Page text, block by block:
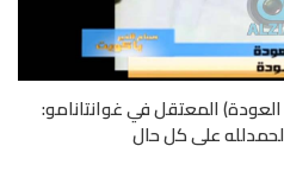
المعتقل في غوانتانامو:
على كل حال